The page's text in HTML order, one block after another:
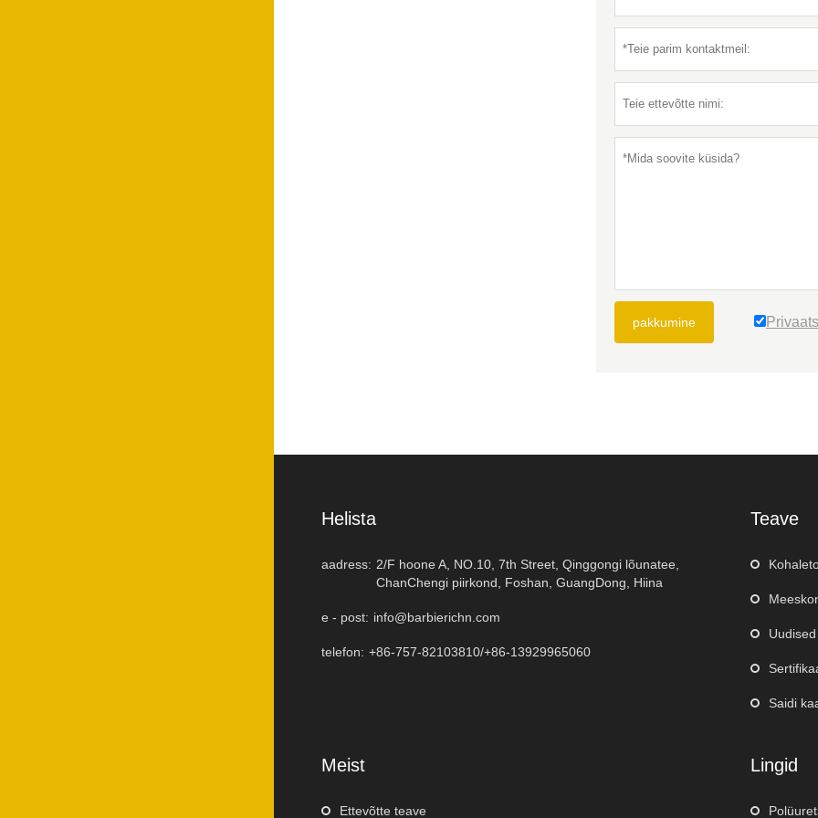
pakkumine
Helista
aadress: 2/F hoone A, NO.10, 7th Street, Qinggongi lõunatee,
ChanChengi piirkond, Foshan, GuangDong, Hiina
e - post: info@barbierichn.com
telefon: +86-757-82103810/+86-13929965060
Teave
Uudised
Saidi
Meist
Ettevõtte teave
Lingid